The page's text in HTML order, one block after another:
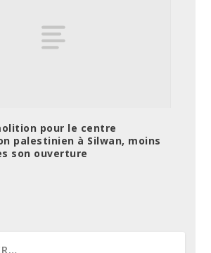
pour le centre
palestinien à Silwan, moins
son ouverture